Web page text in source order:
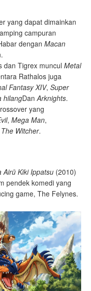
yang dapat dimainkan
campuran
dengan Macan
dan Tigrex muncul Metal
Rathalos juga
Fantasy XIV, Super
hilangDanArknights.
yang
, Mega Man,
The Witcher.
Airū Kiki Ippatsu (2010)
pendek komedi yang
game, The Felynes.